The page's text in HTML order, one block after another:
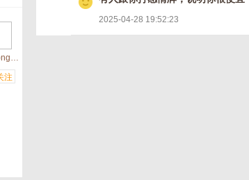
gaozongdian
注
2025-04-28 19:52:23